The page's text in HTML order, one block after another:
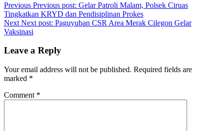
Previous Previous post: Gelar Patroli Malam, Polsek Ciruas
Tingkatkan KRYD dan Pendisiplinan Prokes
Next Next post: Paguyuban CSR Area Merak Cilegon Gelar
Vaksinasi
Leave a Reply
Your email address will not be published. Required fields are
marked *
Comment *